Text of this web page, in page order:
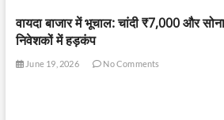
वायदा बाजार में भूचाल: चांदी ₹7,000 और
निवेशकों में हड़कंप
June 19, 2026 No Comments